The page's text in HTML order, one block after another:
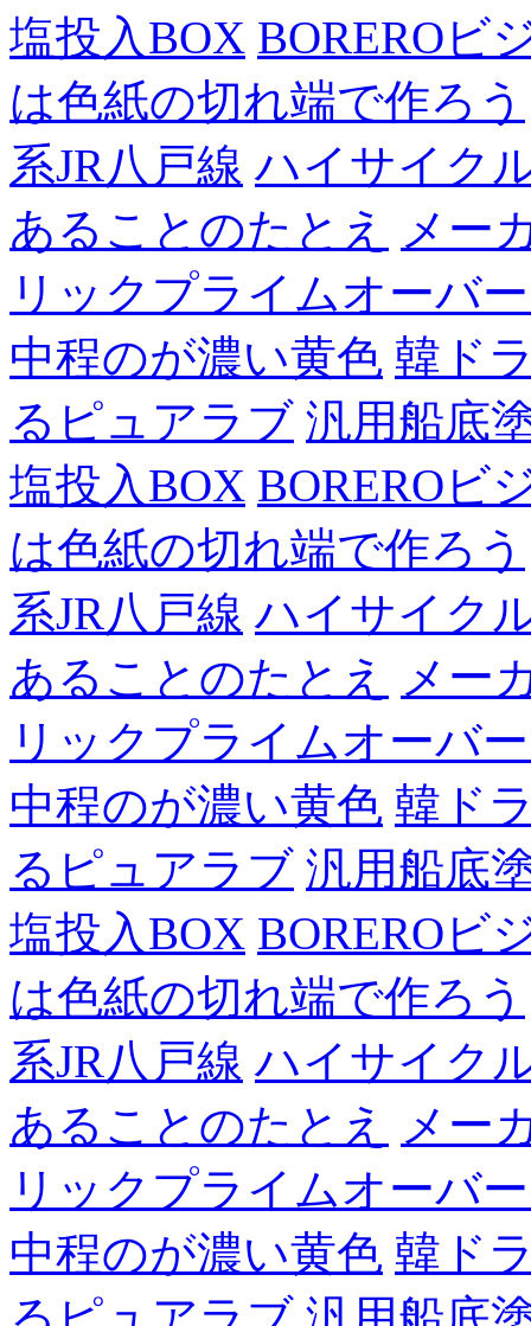
塩投入BOX BOREROビ
は色紙の切れ端で作ろう
系JR八戸線 ハイサイク
あることのたとえ
メー
リックプライムオーバ
中程のが濃い黄色 韓ド
るピュアラブ 汎用船底
塩投入BOX BOREROビ
は色紙の切れ端で作ろう
系JR八戸線 ハイサイク
あることのたとえ
メー
リックプライムオーバ
中程のが濃い黄色 韓ド
るピュアラブ 汎用船底
塩投入BOX BOREROビ
は色紙の切れ端で作ろう
系JR八戸線 ハイサイク
あることのたとえ
メー
リックプライムオーバ
中程のが濃い黄色 韓ド